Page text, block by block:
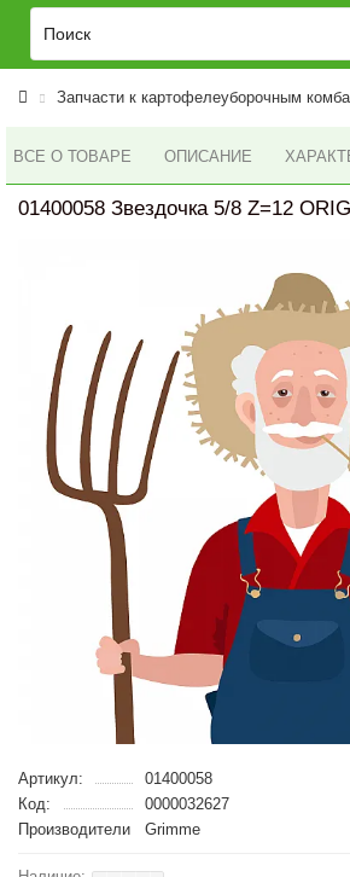
Запчасти к картофелеуборочным
ВСЕ О ТОВАРЕ ОПИСАНИЕ
01400058 Звездочка 5/8 Z=12
Артикул:
01400058
Код:
0000032627
Производители
Grimme